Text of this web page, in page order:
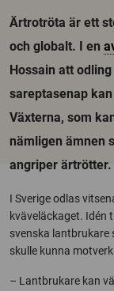
Ärtrotröta är ett
och globalt. I en
Hossain att
sareptasenap
Växterna, som
nämligen ämnen
angriper ärtrötter.
I Sverige odlas
kväveläckaget. Idén
svenska
skulle kunna
– Lantbrukare kan